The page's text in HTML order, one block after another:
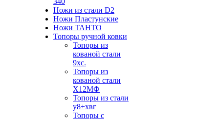
Ножи из стали D2
Ножи Пластунские
Ножи ТАНТО
Топоры ручной ковки
Топоры из
кованой стали
9хс.
Топоры из
кованой стали
Х12МФ
Топоры из стали
у8+хвг
Топоры с